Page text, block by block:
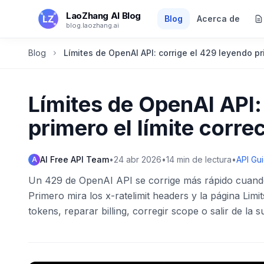
Saltar al contenido principal
LaoZhang AI Blog
blog.laozhang.ai
Blog Acerca de
Blog Límites de OpenAI API: corrige el 429 leyendo
Límites de OpenAI
primero el límite
A AI Free API Team•24 abr 2026•14 min de lectura•API
Un 429 de OpenAI API se corrige más rápido
Primero mira los x-ratelimit headers y la página
tokens, reparar billing, corregir scope o salir de la